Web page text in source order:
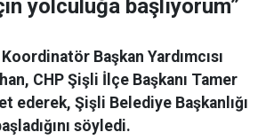
yolculuğa başlıyorum”
Başkan Yardımcısı
CHP Şişli İlçe Başkanı Tamer
ederek, Şişli Belediye Başkanlığı
söyledi.